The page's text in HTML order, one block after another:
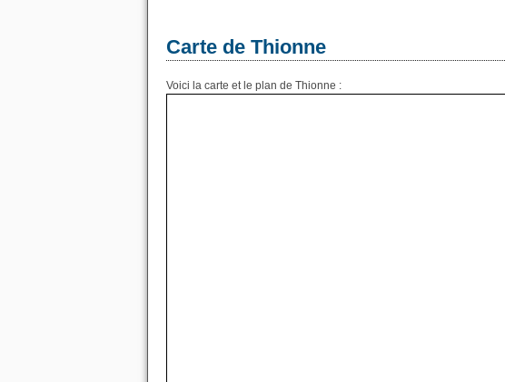
Carte de Thionne
Voici la carte et le plan de Thionne :